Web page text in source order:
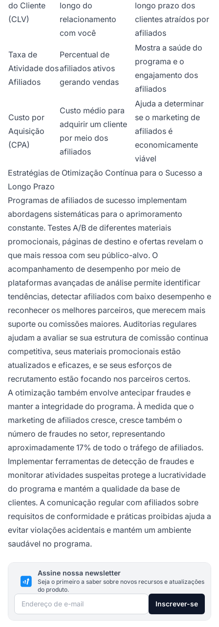
do Cliente
(CLV)
longo do
relacionamento
com você
longo prazo dos
clientes atraídos por
afiliados
Taxa de
Atividade dos
Afiliados
Percentual de
afiliados ativos
gerando vendas
Mostra a saúde do
programa e o
engajamento dos
afiliados
Custo por
Aquisição
(CPA)
Custo médio para
adquirir um cliente
por meio dos
afiliados
Ajuda a determinar
se o marketing de
afiliados é
economicamente
viável
Estratégias de Otimização Contínua para o Sucesso a
Longo Prazo
Programas de afiliados de sucesso implementam
abordagens sistemáticas para o aprimoramento
constante. Testes A/B de diferentes materiais
promocionais, páginas de destino e ofertas revelam o
que mais ressoa com seu público-alvo. O
acompanhamento de desempenho por meio de
plataformas avançadas de análise permite identificar
tendências, detectar afiliados com baixo desempenho e
reconhecer os melhores parceiros, que merecem mais
suporte ou comissões maiores. Auditorias regulares
ajudam a avaliar se sua estrutura de comissão continua
competitiva, seus materiais promocionais estão
atualizados e eficazes, e se seus esforços de
recrutamento estão focando nos parceiros certos.
A otimização também envolve antecipar fraudes e
manter a integridade do programa. À medida que o
marketing de afiliados cresce, cresce também o
número de fraudes no setor, representando
aproximadamente 17% de todo o tráfego de afiliados.
Implementar ferramentas de detecção de fraudes e
monitorar atividades suspeitas protege a lucratividade
do programa e mantém a qualidade da base de
clientes. A comunicação regular com afiliados sobre
requisitos de conformidade e práticas proibidas ajuda a
evitar violações acidentais e mantém um ambiente
saudável no programa.
Assine nossa newsletter
Seja o primeiro a saber sobre novos recursos e atualizações
do produto.
Endereço de e-mail Inscrever-se